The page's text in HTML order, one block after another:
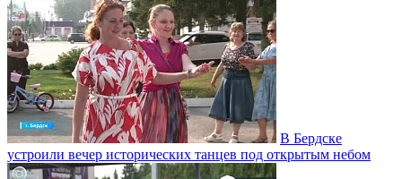
В Бердске
устроили вечер исторических танцев под открытым небом